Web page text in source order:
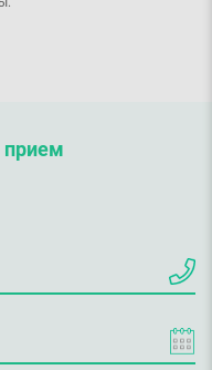
отделов нервной системы,
церебральных
болезнях. Этот
дни после рождения и
прием